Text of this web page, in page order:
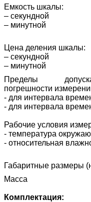
Емкость шкалы:
– секундной
– минутной
Цена деления шкалы:
– секундной
– минутной
Пределы
погрешности
- для интервала
- для интервала
Рабочие условия
- температура
- относительная
Габаритные размеры
Масса
Комплектация: